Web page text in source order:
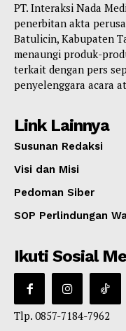
PT. Interaksi Nada
penerbitan akta
Batulicin, Kabupaten
menaungi produk-
terkait dengan pers
penyelenggara acara
Link Lainnya
Susunan Redaksi
Visi dan Misi
Pedoman Siber
SOP Perlindungan
Ikuti Sosial
Tlp. 0857-7184-7962